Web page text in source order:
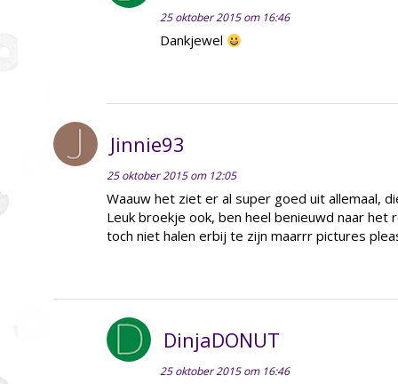
25 oktober 2015 om 16:46
Dankjewel
Jinnie93
25 oktober 2015 om 12:05
Waauw het ziet er al super goed uit allemaal,
Leuk broekje ook, ben heel benieuwd naar het
toch niet halen erbij te zijn maarrr pictures
DinjaDONUT
25 oktober 2015 om 16:46